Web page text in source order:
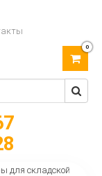
0
для складской